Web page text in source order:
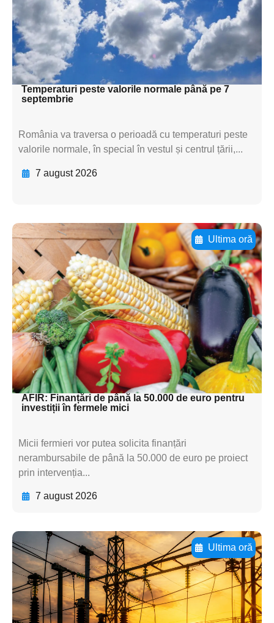
subtitluAdaugă aici
textul pentru
subtitluAdaugă aici
textul pentru subti
Temperaturi peste valorile normale până pe 7
septembrie
România va traversa o perioadă cu temperaturi peste
valorile normale, în special în vestul și centrul țării,...
7 august 2026
Ultima oră
Adaugă aici textul pentru
subtitluAdaugă aici
textul pentru
subtitluAdaugă aici
textul pentru
subtitluAdaugă aici
textul pentru subti
AFIR: Finanțări de până la 50.000 de euro pentru
investiții în fermele mici
Micii fermieri vor putea solicita finanțări
nerambursabile de până la 50.000 de euro pe proiect
prin intervenția...
7 august 2026
Ultima oră
Adaugă aici textul pentru
subtitluAdaugă aici
textul pentru